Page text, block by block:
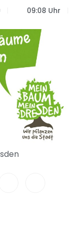
09:08 Uhr